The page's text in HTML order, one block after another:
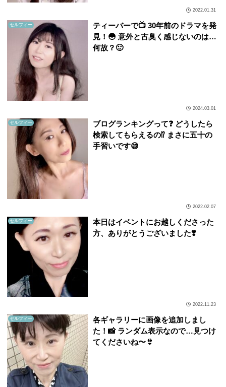
2022.01.31
セルフィー
ティーバーで📺 30年前のドラマを発
見！😳 意外と古臭く感じないのは…
何故？🙂
2024.03.01
セルフィー
ブログランキングって❓ どうしたら
検索してもらえるの⁉️ まさに五十の
手習いです😅
2022.02.07
セルフィー
本日はイベントにお越しくださった
方、ありがとうございました❣️
2022.11.23
セルフィー
各ギャラリーに画像を追加しまし
た！📸 ランダム表示なので…見つけ
てくださいね〜👙